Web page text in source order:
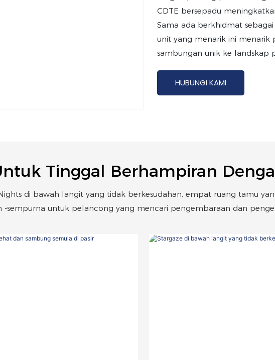
CDTE bersepadu
Sama ada berkhidmat
unit yang menarik ini
sambungan unik ke landskap
HUBUNGI KAMI
Tinggal Berhampiran
di bawah langit yang tidak berkesudahan, empat ruang tamu
sempurna untuk pelancong yang mencari pengembaraan dan